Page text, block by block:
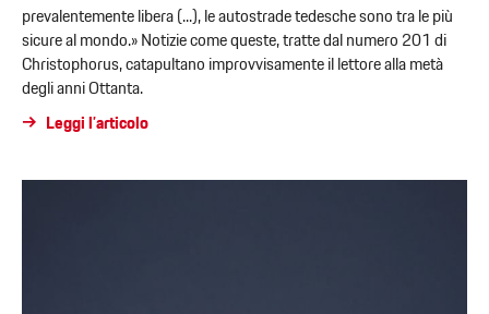
prevalentemente libera (...), le autostrade tedesche sono tra le più
sicure al mondo.» Notizie come queste, tratte dal numero 201 di
Christophorus, catapultano improvvisamente il lettore alla metà
degli anni Ottanta.
Leggi l’articolo